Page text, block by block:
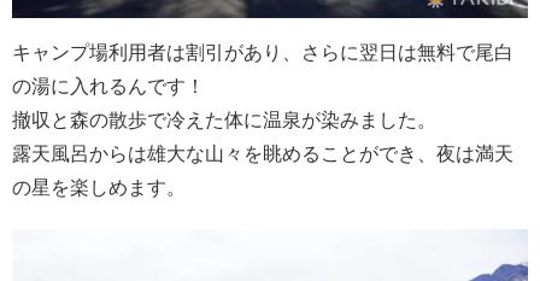
キャンプ場利用者は割引があり、さらに翌日は無料で尾白
の湯に入れるんです！
撤収と森の散歩で冷えた体に温泉が染みました。
露天風呂からは雄大な山々を眺めることができ、夜は満天
の星を楽しめます。